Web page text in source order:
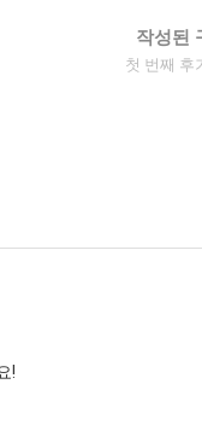
작성된
첫 번째 후
!